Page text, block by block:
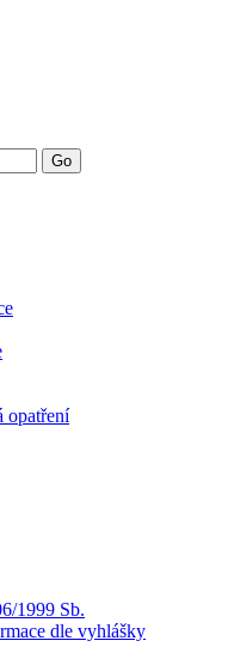
Go
opatření
1999 Sb.
dle vyhlášky